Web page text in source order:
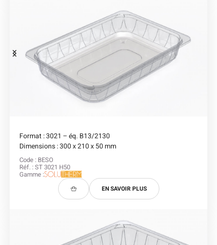
Format : 3021 – éq. B13/2130
Dimensions : 300 x 210 x 50 mm
Code : BESO
Réf. : ST 3021 H50
Gamme :
EN SAVOIR PLUS